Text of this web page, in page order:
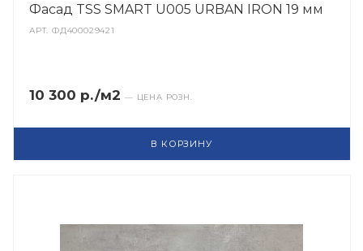
Фасад TSS SMART U005 URBAN IRON 19 мм
АРТ.ФД400029421
10 300 р./м2 — ЦЕНА РОЗН.
В КОРЗИНУ